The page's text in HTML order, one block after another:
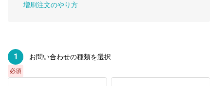
増刷注文のやり方
1 お問い合わせの種類を選択
必須